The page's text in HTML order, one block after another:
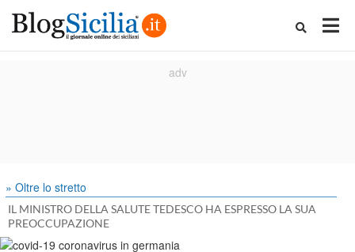
» Oltre lo stretto
IL MINISTRO DELLA SALUTE TEDESCO HA ESPRESSO LA SUA
PREOCCUPAZIONE